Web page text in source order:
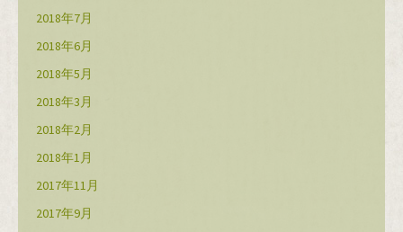
2018年7月
2018年6月
2018年5月
2018年3月
2018年2月
2018年1月
2017年11月
2017年9月